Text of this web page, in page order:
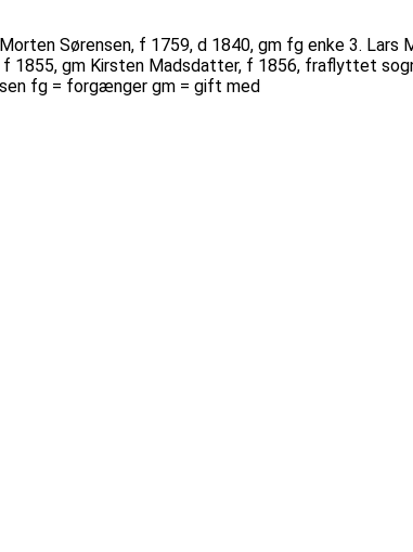
Sørensen, f 1759, d 1840, gm fg enke 3. Lars
1855, gm Kirsten Madsdatter, f 1856, fraflyttet
fg = forgænger gm = gift med